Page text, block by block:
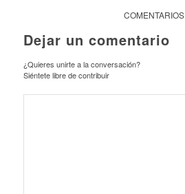
COMENTARIOS
Dejar un comentario
¿Quieres unirte a la conversación?
Siéntete libre de contribuir